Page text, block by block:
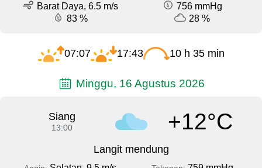
Barat Daya, 6.5 m/s
756 mmHg
83 %
28 %
07:07 17:43 10 h 35 min
Minggu, 16 Agustus 2026
Siang
13:00 +12°C
Langit mendung